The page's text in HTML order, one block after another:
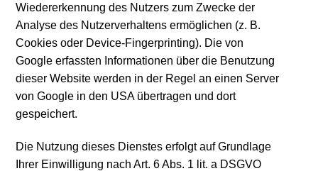
Wiedererkennung des Nutzers zum Zwecke der
Analyse des Nutzerverhaltens ermöglichen (z. B.
Cookies oder Device-Fingerprinting). Die von
Google erfassten Informationen über die Benutzung
dieser Website werden in der Regel an einen Server
von Google in den USA übertragen und dort
gespeichert.
Die Nutzung dieses Dienstes erfolgt auf Grundlage
Ihrer Einwilligung nach Art. 6 Abs. 1 lit. a DSGVO